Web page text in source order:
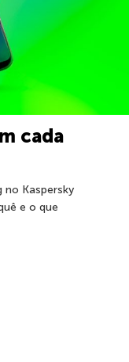
cada
no Kaspersky
e o que